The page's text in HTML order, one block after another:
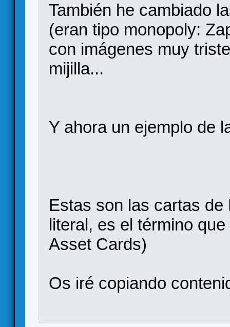
También he cambiado
(eran tipo monopoly:
con imágenes muy
mijilla...
Y ahora un ejemplo de
Estas son las cartas
literal, es el término
Asset Cards)
Os iré copiando